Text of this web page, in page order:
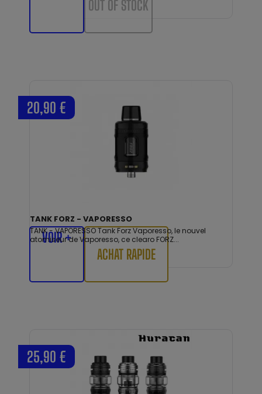
OUT OF STOCK
TANK FORZ - VAPORESSO
TANK - VAPORESSO Tank Forz Vaporesso, le nouvel
atomiseur de Vaporesso, ce clearo FORZ...
20,90 €
VOIR +
ACHAT RAPIDE
25,90 €